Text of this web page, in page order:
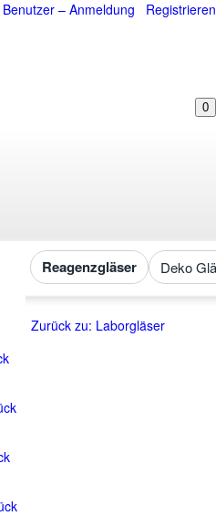
Benutzer – Anmeldung Registrieren
0
Reagenzgläser Deko
Zurück zu: Laborgläser